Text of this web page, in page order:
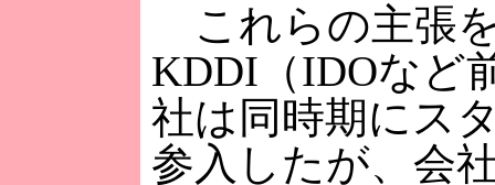
これらの主張
KDDI（IDOなど
社は同時期にス
参入したが、会